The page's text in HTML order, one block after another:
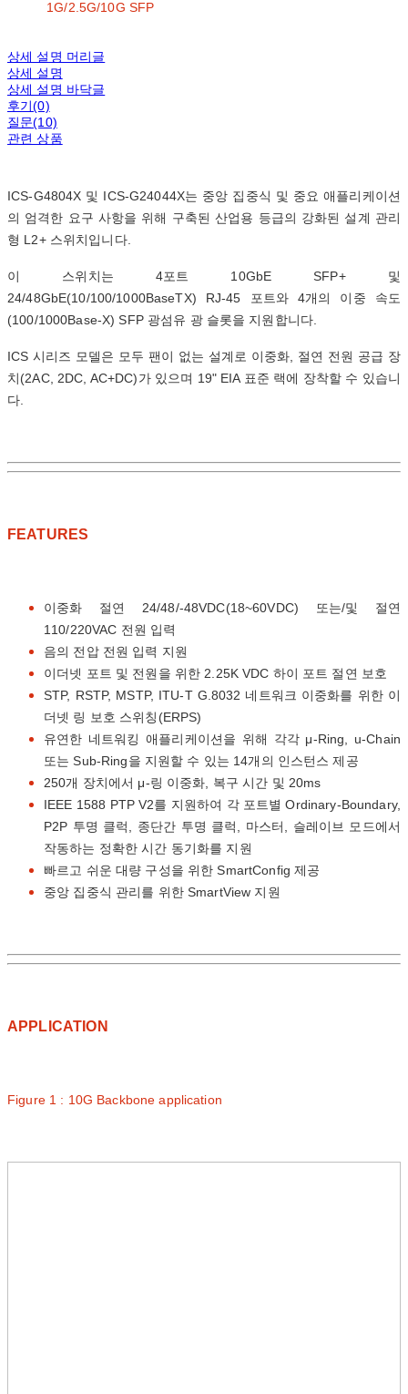
1G/2.5G/10G SFP
상세 설명 머리글
상세 설명
상세 설명 바닥글
후기(0)
질문(10)
관련 상품
ICS-G4804X 및 ICS-G24044X는 중앙 집중식 및 중요 애플리케이션
의 엄격한 요구 사항을 위해 구축된 산업용 등급의 강화된 설계 관리
형 L2+ 스위치입니다.
이 스위치는 4포트 10GbE SFP+ 및
24/48GbE(10/100/1000BaseTX) RJ-45 포트와 4개의 이중 속도
(100/1000Base-X) SFP 광섬유 광 슬롯을 지원합니다.
ICS 시리즈 모델은 모두 팬이 없는 설계로 이중화, 절연 전원 공급 장
치(2AC, 2DC, AC+DC)가 있으며 19" EIA 표준 랙에 장착할 수 있습니
다.
FEATURES
이중화 절연 24/48/-48VDC(18~60VDC) 또는/및 절연
110/220VAC 전원 입력
음의 전압 전원 입력 지원
이더넷 포트 및 전원을 위한 2.25K VDC 하이 포트 절연 보호
STP, RSTP, MSTP, ITU-T G.8032 네트워크 이중화를 위한 이
더넷 링 보호 스위칭(ERPS)
유연한 네트워킹 애플리케이션을 위해 각각 μ-Ring, u-Chain
또는 Sub-Ring을 지원할 수 있는 14개의 인스턴스 제공
250개 장치에서 μ-링 이중화, 복구 시간 및 20ms
IEEE 1588 PTP V2를 지원하여 각 포트별 Ordinary-Boundary,
P2P 투명 클럭, 종단간 투명 클럭, 마스터, 슬레이브 모드에서
작동하는 정확한 시간 동기화를 지원
빠르고 쉬운 대량 구성을 위한 SmartConfig 제공
중앙 집중식 관리를 위한 SmartView 지원
APPLICATION
Figure 1 : 10G Backbone application